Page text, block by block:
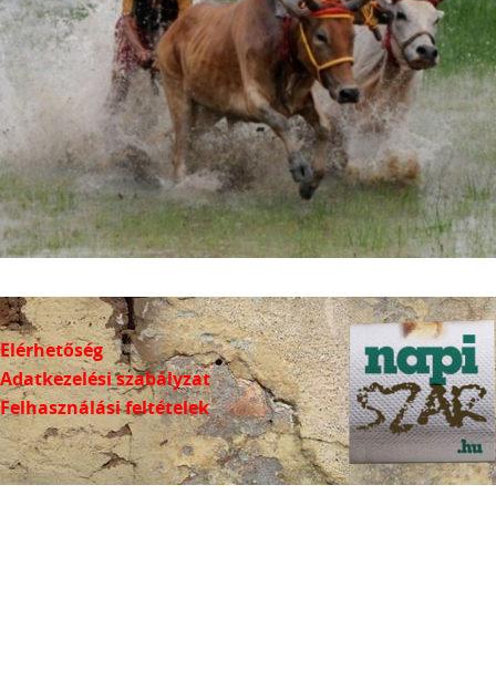
Elérhetőség
Adatkezelési szabályzat
Felhasználási feltételek